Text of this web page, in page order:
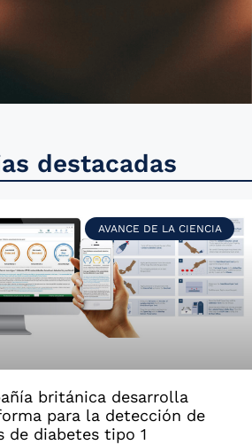
destacadas
AVANCE DE LA CIENCIA
británica desarrolla
para la detección de
de diabetes tipo 1